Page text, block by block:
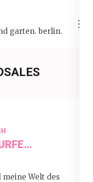
garten. berlin.
Welt des